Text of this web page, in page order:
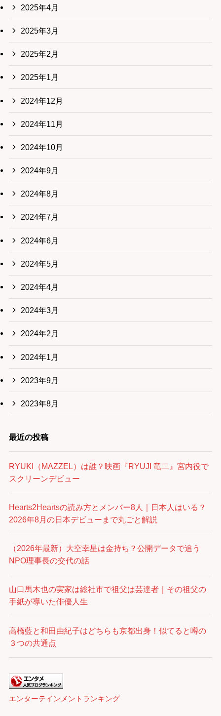
2025年4月
2025年3月
2025年2月
2025年1月
2024年12月
2024年11月
2024年10月
2024年9月
2024年8月
2024年7月
2024年6月
2024年5月
2024年4月
2024年3月
2024年2月
2024年1月
2023年9月
2023年8月
最近の投稿
RYUKI（MAZZEL）は誰？映画『RYUJI 竜二』宮内役で
スクリーンデビュー
Hearts2Heartsの読み方とメンバー8人｜日本人はいる？
2026年8月の日本デビューまで丸ごと解説
（2026年最新）大空幸星は金持ち？公開データで追う
NPO理事長の交代の話
山口馬木也の実家は総社市で祖父は芸達者｜その祖父の
手紙が導いた俳優人生
高橋藍と和田由紀子はどちらも京都出身！似てると噂の
３つの共通点
エンターテインメントランキング